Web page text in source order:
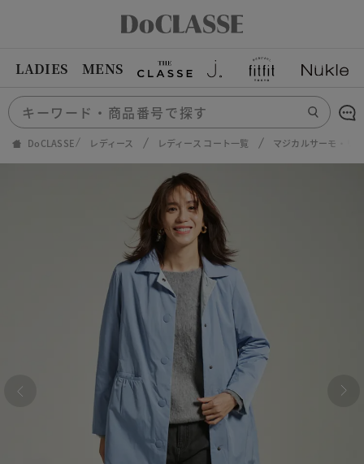
LADIES MENS
DoCLASSE レディース レディース コート一覧 マジカルサーモ・リ